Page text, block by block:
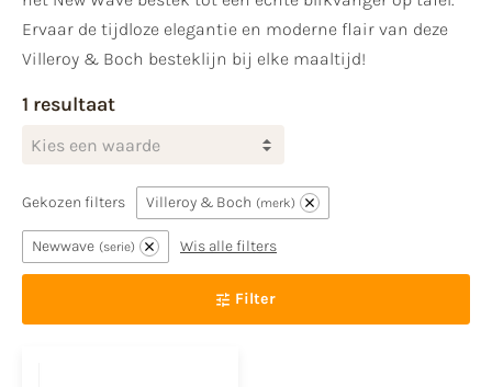
Ervaar de tijdloze elegantie en moderne flair van deze
Villeroy & Boch besteklijn bij elke maaltijd!
1 resultaat
Kies een waarde
Gekozen filters Villeroy & Boch merk
Newwave serie Wis alle filters
Filter